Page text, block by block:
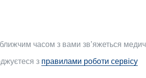
часом з вами зв’яжеться
з правилами роботи сервісу